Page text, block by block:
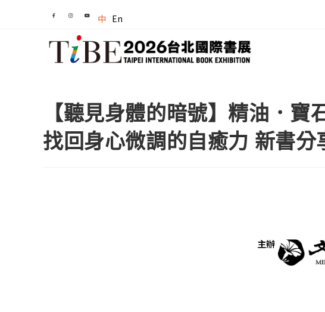
中 En
【聽見身體的暗號】精油．寶
找回身心微調的自癒力 新書分
主辦